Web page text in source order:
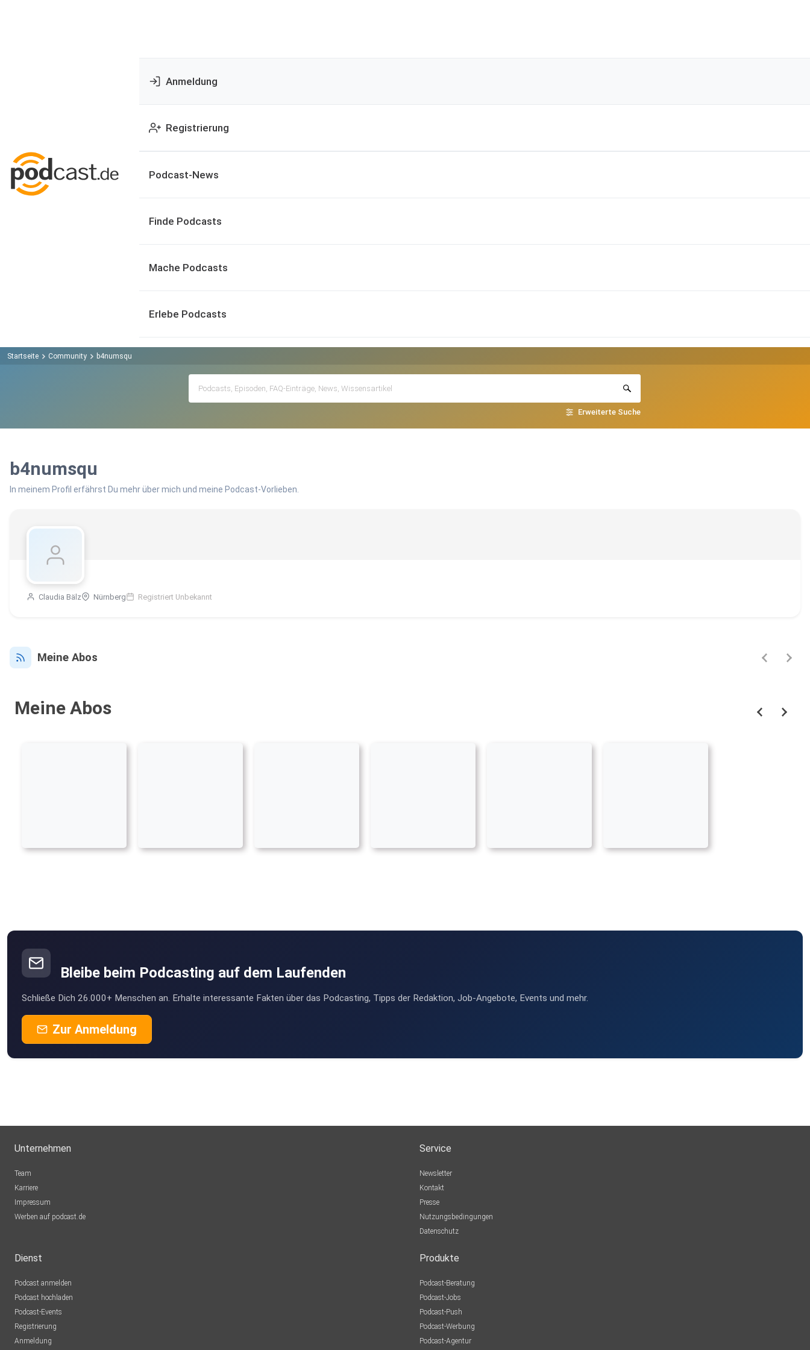
Anmeldung
Registrierung
Podcast-News
Finde Podcasts
Mache Podcasts
Erlebe Podcasts
Startseite Community b4numsqu
Erweiterte Suche
b4numsqu
In meinem Profil erfährst Du mehr über mich und meine Podcast-Vorlieben.
Claudia Bälz Nürnberg Registriert Unbekannt
Meine Abos
Meine Abos
Bleibe beim Podcasting auf dem Laufenden
Schließe Dich 26.000+ Menschen an. Erhalte interessante Fakten über das Podcasting, Tipps der Redaktion, Job-Angebote, Events und mehr.
Zur Anmeldung
Unternehmen
Team
Karriere
Impressum
Werben auf podcast.de
Service
Newsletter
Kontakt
Presse
Nutzungsbedingungen
Datenschutz
Dienst
Podcast anmelden
Podcast hochladen
Podcast-Events
Registrierung
Anmeldung
Produkte
Podcast-Beratung
Podcast-Jobs
Podcast-Push
Podcast-Werbung
Podcast-Agentur